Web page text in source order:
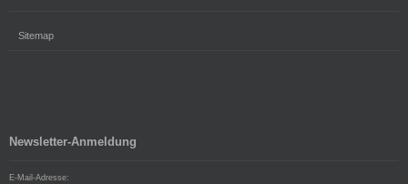
Sitemap
Newsletter-Anmeldung
E-Mail-Adresse: